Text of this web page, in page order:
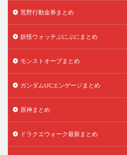
荒野行動金券まとめ
妖怪ウォッチぷにぷにまとめ
モンストオーブまとめ
ガンダムUCエンゲージまとめ
原神まとめ
ドラクエウォーク最新まとめ